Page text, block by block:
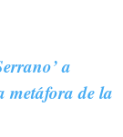
a
metáfora de la